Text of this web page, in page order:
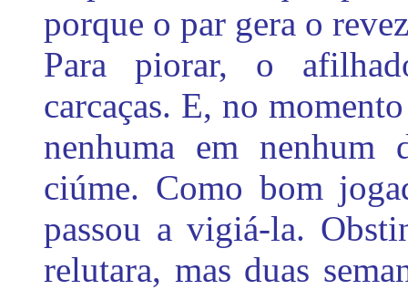
porque o par gera o
Para piorar, o
carcaças. E, no
nenhuma em nenhum
ciúme. Como bom
passou a vigiá-la.
relutara, mas duas